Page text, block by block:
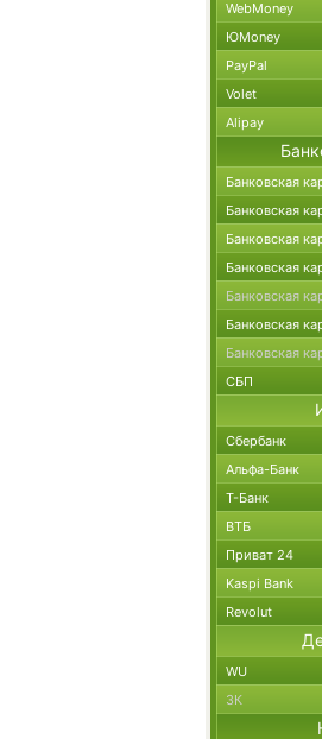
WebMoney
ЮMoney
PayPal
Volet
Alipay
Банковская
Банковская
Банковская
Банковская
Банковская
Банковская
Банковская
СБП
Сбербанк
Альфа-Банк
Т-Банк
ВТБ
Приват 24
Kaspi Bank
Revolut
WU
ЗК